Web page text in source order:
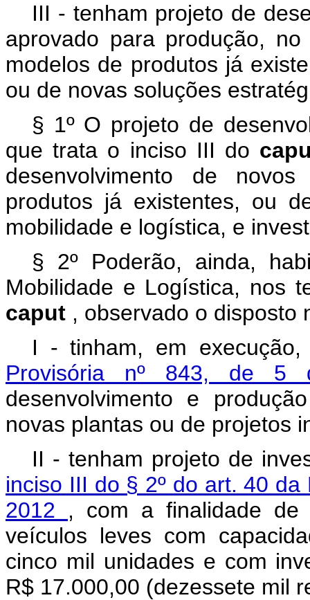
III - tenham projeto de
aprovado para produção,
modelos de produtos já
ou de novas soluções
§ 1º O projeto de
que trata o inciso III do
desenvolvimento de
produtos já existentes, ou
mobilidade e logística, e
§ 2º Poderão, ainda,
Mobilidade e Logística, nos
caput , observado o disposto
I - tinham, em
Provisória nº 843, de
desenvolvimento e
novas plantas ou de projetos
II - tenham projeto de
inciso III do § 2º do art. 40
2012 , com a finalidade de
veículos leves com
cinco mil unidades e com
R$ 17.000,00 (dezessete mil